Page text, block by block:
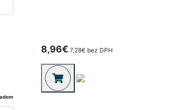
8,96€ 7,28€ bez DPH